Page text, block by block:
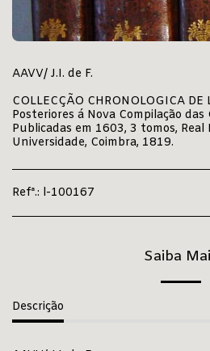
AAVV/ J.I. de F.
COLLECÇÃO CHRONOLOGICA DE
Posteriores á Nova Compilação das
Publicadas em 1603, 3 tomos,
Universidade, Coimbra, 1819.
Refª.: l-100167
Saiba
Descrição